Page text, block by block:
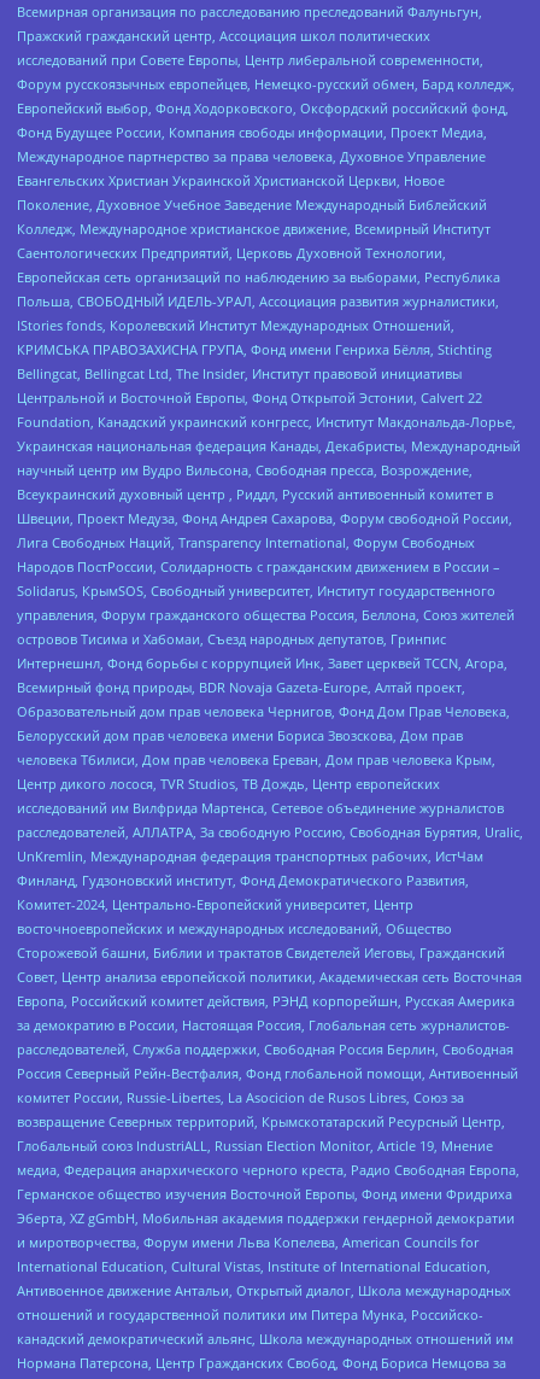
Всемирная организация по расследованию преследований Фалуньгун,
Пражский гражданский центр, Ассоциация школ политических
исследований при Совете Европы, Центр либеральной современности,
Форум русскоязычных европейцев, Немецко-русский обмен, Бард колледж,
Европейский выбор, Фонд Ходорковского, Оксфордский российский фонд,
Фонд Будущее России, Компания свободы информации, Проект Медиа,
Международное партнерство за права человека, Духовное Управление
Евангельских Христиан Украинской Христианской Церкви, Новое
Поколение, Духовное Учебное Заведение Международный Библейский
Колледж, Международное христианское движение, Всемирный Институт
Саентологических Предприятий, Церковь Духовной Технологии,
Европейская сеть организаций по наблюдению за выборами, Республика
Польша, СВОБОДНЫЙ ИДЕЛЬ-УРАЛ, Ассоциация развития журналистики,
IStories fonds, Королевский Институт Международных Отношений,
КРИМСЬКА ПРАВОЗАХИСНА ГРУПА, Фонд имени Генриха Бёлля, Stichting
Bellingcat, Bellingcat Ltd, The Insider, Институт правовой инициативы
Центральной и Восточной Европы, Фонд Открытой Эстонии, Calvert 22
Foundation, Канадский украинский конгресс, Институт Макдональда-Лорье,
Украинская национальная федерация Канады, Декабристы, Международный
научный центр им Вудро Вильсона, Свободная пресса, Возрождение,
Всеукраинский духовный центр , Риддл, Русский антивоенный комитет в
Швеции, Проект Медуза, Фонд Андрея Сахарова, Форум свободной России,
Лига Свободных Наций, Transparеncy International, Форум Свободных
Народов ПостРоссии, Солидарность с гражданским движением в России –
Solidarus, КрымSOS, Свободный университет, Институт государственного
управления, Форум гражданского общества Россия, Беллона, Союз жителей
островов Тисима и Хабомаи, Съезд народных депутатов, Гринпис
Интернешнл, Фонд борьбы с коррупцией Инк, Завет церквей TCCN, Агора,
Всемирный фонд природы, BDR Novaja Gazeta-Europe, Алтай проект,
Образовательный дом прав человека Чернигов, Фонд Дом Прав Человека,
Белорусский дом прав человека имени Бориса Звозскова, Дом прав
человека Тбилиси, Дом прав человека Ереван, Дом прав человека Крым,
Центр дикого лосося, TVR Studios, ТВ Дождь, Центр европейских
исследований им Вилфрида Мартенса, Сетевое объединение журналистов
расследователей, АЛЛАТРА, За свободную Россию, Свободная Бурятия, Uralic,
UnKremlin, Международная федерация транспортных рабочих, ИстЧам
Финланд, Гудзоновский институт, Фонд Демократического Развития,
Комитет-2024, Центрально-Европейский университет, Центр
восточноевропейских и международных исследований, Общество
Сторожевой башни, Библии и трактатов Свидетелей Иеговы, Гражданский
Совет, Центр анализа европейской политики, Академическая сеть Восточная
Европа, Российский комитет действия, РЭНД корпорейшн, Русская Америка
за демократию в России, Настоящая Россия, Глобальная сеть журналистов-
расследователей, Служба поддержки, Свободная Россия Берлин, Свободная
Россия Северный Рейн-Вестфалия, Фонд глобальной помощи, Антивоенный
комитет России, Russie-Libertes, La Asocicion de Rusos Libres, Союз за
возвращение Северных территорий, Крымскотатарский Ресурсный Центр,
Глобальный союз IndustriALL, Russian Election Monitor, Article 19, Мнение
медиа, Федерация анархического черного креста, Радио Свободная Европа,
Германское общество изучения Восточной Европы, Фонд имени Фридриха
Эберта, XZ gGmbH, Мобильная академия поддержки гендерной демократии
и миротворчества, Форум имени Льва Копелева, American Councils for
International Education, Cultural Vistas, Institute of International Education,
Антивоенное движение Антальи, Открытый диалог, Школа международных
отношений и государственной политики им Питера Мунка, Российско-
канадский демократический альянс, Школа международных отношений им
Нормана Патерсона, Центр Гражданских Свобод, Фонд Бориса Немцова за